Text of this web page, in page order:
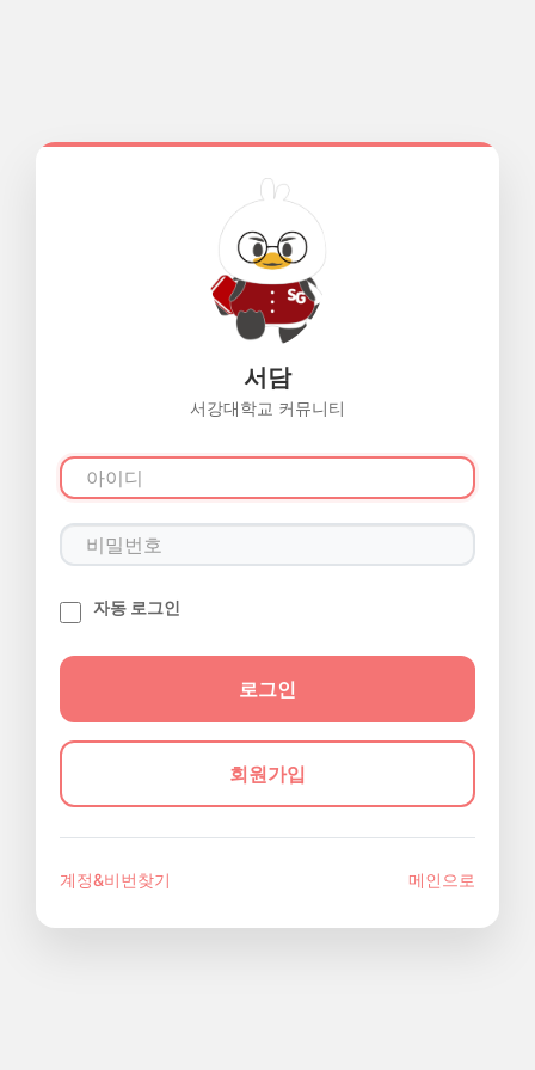
서담
서강대학교 커뮤니티
자동 로그인
회원가입
계정&비번찾기 메인으로